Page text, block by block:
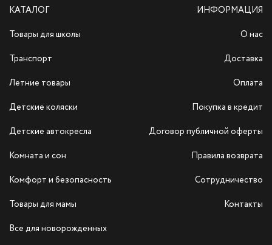
КАТАЛОГ
Товары для школы
Транспорт
Летние товары
Детские коляски
Детские автокресла
Комната и сон
Комфорт и безопасность
Товары для мамы
Все для новорожденных
ИНФОРМАЦИЯ
О нас
Доставка
Оплата
Покупка в кредит
Договор публичной оферты
Правила возврата
Сотрудничество
Контакты